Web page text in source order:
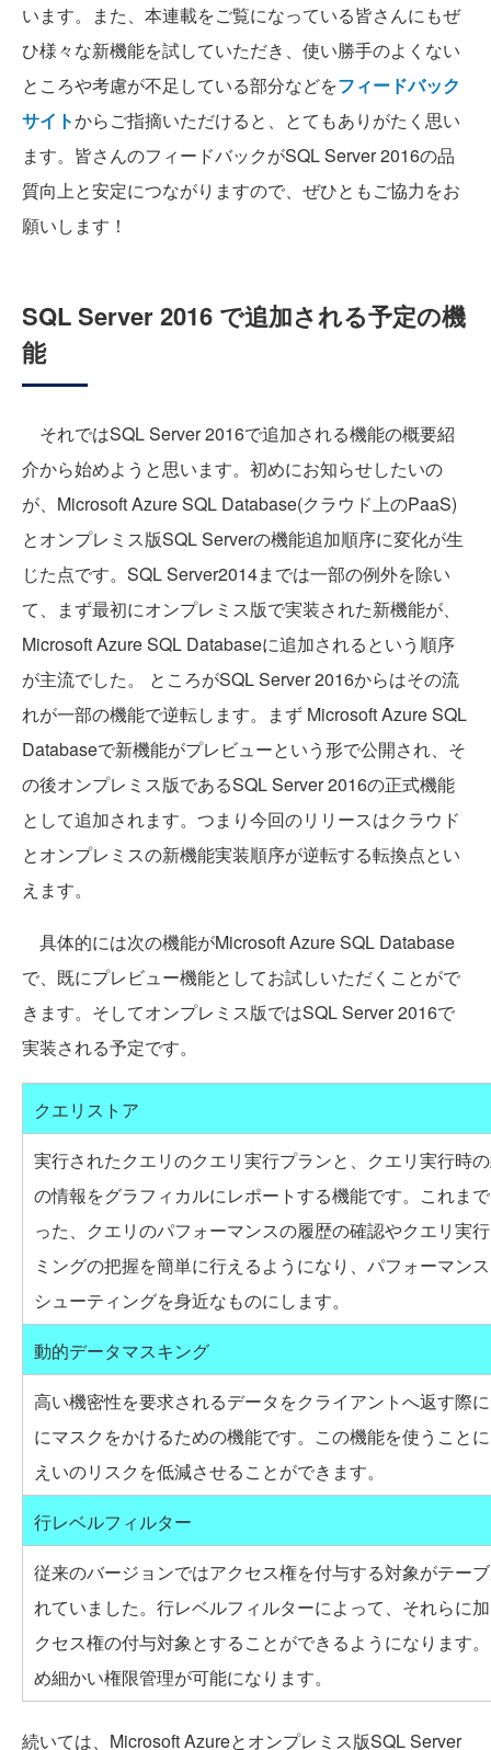
います。また、本連載をご覧になっている皆さんにもぜ
ひ様々な新機能を試していただき、使い勝手のよくない
ところや考慮が不足している部分などをフィードバック
サイトからご指摘いただけると、とてもありがたく思い
ます。皆さんのフィードバックがSQL Server 2016の品
質向上と安定につながりますので、ぜひともご協力をお
願いします！
SQL Server 2016 で追加される予定の機
能
それではSQL Server 2016で追加される機能の概要紹
介から始めようと思います。初めにお知らせしたいの
が、Microsoft Azure SQL Database(クラウド上のPaaS)
とオンプレミス版SQL Serverの機能追加順序に変化が生
じた点です。SQL Server2014までは一部の例外を除い
て、まず最初にオンプレミス版で実装された新機能が、
Microsoft Azure SQL Databaseに追加されるという順序
が主流でした。 ところがSQL Server 2016からはその流
れが一部の機能で逆転します。まず Microsoft Azure SQL
Databaseで新機能がプレビューという形で公開され、そ
の後オンプレミス版であるSQL Server 2016の正式機能
として追加されます。つまり今回のリリースはクラウド
とオンプレミスの新機能実装順序が逆転する転換点とい
えます。
具体的には次の機能がMicrosoft Azure SQL Database
で、既にプレビュー機能としてお試しいただくことがで
きます。そしてオンプレミス版ではSQL Server 2016で
実装される予定です。
クエリストア
実行されたクエリのクエリ実行プランと、クエリ実行時
の情報をグラフィカルにレポートする機能です。これま
った、クエリのパフォーマンスの履歴の確認やクエリ実
ミングの把握を簡単に行えるようになり、パフォーマン
シューティングを身近なものにします。
動的データマスキング
高い機密性を要求されるデータをクライアントへ返す際
にマスクをかけるための機能です。この機能を使うこと
えいのリスクを低減させることができます。
行レベルフィルター
従来のバージョンではアクセス権を付与する対象がテー
れていました。行レベルフィルターによって、それらに
クセス権の付与対象とすることができるようになります
め細かい権限管理が可能になります。
続いては、Microsoft Azureとオンプレミス版SQL Server